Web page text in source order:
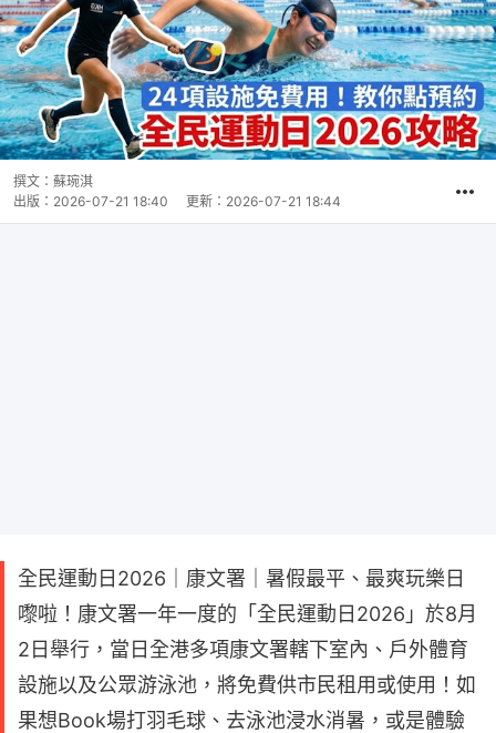
撰文： 蘇琬淇
出版： 2026-07-21 18:40 更新： 2026-07-21 18:44
全民運動日2026｜康文署｜暑假最平、最爽玩樂日
嚟啦！康文署一年一度的「全民運動日2026」於8月
2日舉行，當日全港多項康文署轄下室內、戶外體育
設施以及公眾游泳池，將免費供市民租用或使用！如
果想Book場打羽毛球、去泳池浸水消暑，或是體驗